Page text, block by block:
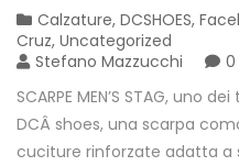
Calzature, DCSHOES,
Cruz, Uncategorized
Stefano Mazzucchi
SCARPE MEN’S STAG, uno
DCÂ shoes, una scarpa
cuciture rinforzate adatta a